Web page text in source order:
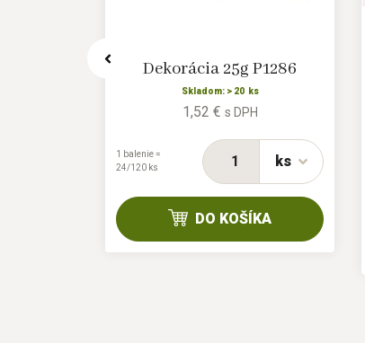
Dekorácia 25g P1286
Skladom: > 20 ks
1,52 € s DPH
ks
1 balenie =
24/120 ks
DO KOŠÍKA